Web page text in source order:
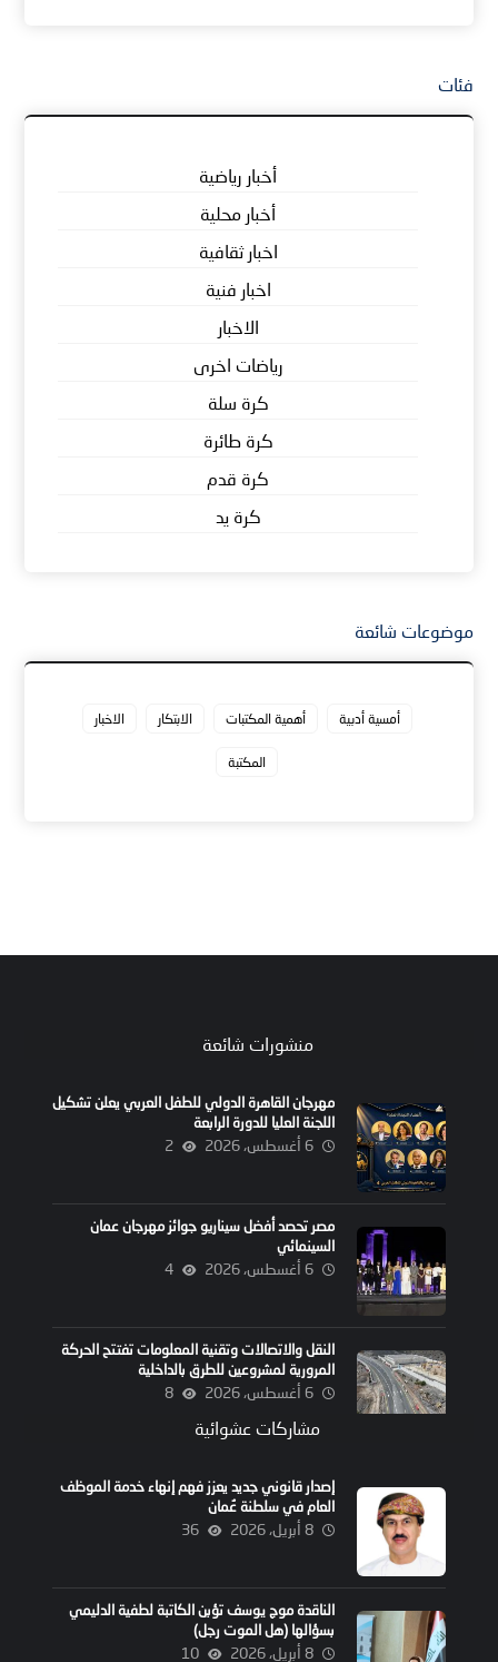
فئات
أخبار رياضية
أخبار محلية
اخبار ثقافية
اخبار فنية
الاخبار
رياضات اخرى
كرة سلة
كرة طائرة
كرة قدم
كرة يد
موضوعات شائعة
أمسية أدبية أهمية المكتبات الابتكار الاخبار
المكتبة
منشورات شائعة
مهرجان القاهرة الدولي للطفل العربي يعلن تشكيل
اللجنة العليا للدورة الرابعة
6 أغسطس، 2026 2
مصر تحصد أفضل سيناريو جوائز مهرجان عمان
السينمائي
6 أغسطس، 2026 4
النقل والاتصالات وتقنية المعلومات تفتتح الحركة
المرورية لمشروعين للطرق بالداخلية
6 أغسطس، 2026 8
مشاركات عشوائية
إصدار قانوني جديد يعزز فهم إنهاء خدمة الموظف
العام في سلطنة عُمان
8 أبريل، 2026 36
الناقدة موج يوسف تؤبن الكاتبة لطفية الدليمي
بسؤالها (هل الموت رجل)
8 أبريل، 2026 10